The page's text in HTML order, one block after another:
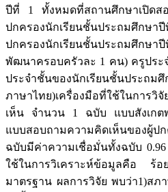
ปีที่ 1 ทั้งหมดที่สถานศึกษาเปิด
ปกครองนักเรียนชั้นประถมศึกษา
ปกครองนักเรียนชั้นประถมศึก
พัฒนาครอบครัวละ 1 คน) ครูประ
ประจำชั้นของนักเรียนชั้นประ
ภาษาไทย)เครื่องมือที่ใช้ในการ
เห็น จํานวน 1 ฉบับ แบบสังเก
แบบสอบถามความคิดเห็นของผู้ป
ฉบับมีค่าความเชื่อมั่นทั้งฉบับ
ใช้ในการวิเคราะห์ข้อมูลคือ ร้
มาตรฐาน ผลการวิจัย พบว่า1)ส